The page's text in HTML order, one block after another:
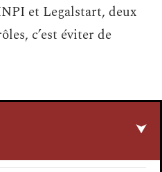
et Legalstart, deux
c’est éviter de